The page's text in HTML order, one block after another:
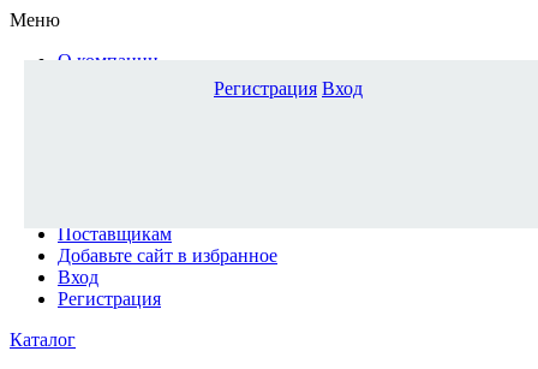
Меню
О компании
Поставщикам
Добавьте сайт в избранное
Вход
Регистрация
Каталог
Регистрация Вход